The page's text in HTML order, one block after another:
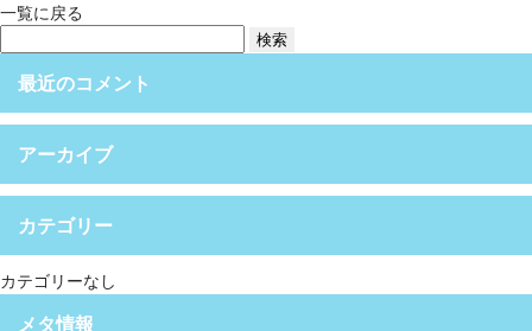
一覧に戻る
索:
最近のコメント
アーカイブ
カテゴリー
カテゴリーなし
メタ情報